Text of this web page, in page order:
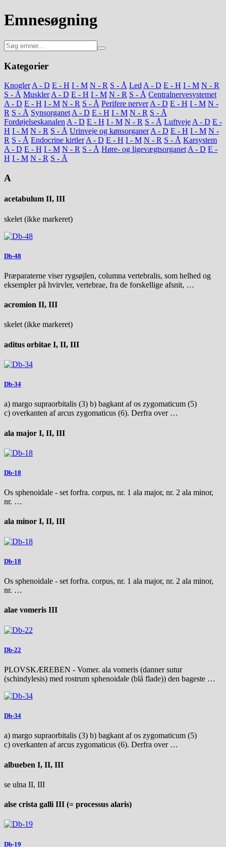
Emnesøgning
Kategorier
Knogler A - D E - H I - M N - R S - Å Led A - D E - H I - M N - R
S - Å Muskler A - D E - H I - M N - R S - Å Centralnervesystemet
A - D E - H I - M N - R S - Å Perifere nerver A - D E - H I - M N -
R S - Å Synsorganet A - D E - H I - M N - R S - Å
Fordøjelseskanalen A - D E - H I - M N - R S - Å Luftveje A - D E -
H I - M N - R S - Å Urinveje og kønsorganer A - D E - H I - M N -
R S - Å Endocrine kirtler A - D E - H I - M N - R S - Å Karsystem
A - D E - H I - M N - R S - Å Høre- og ligevægtsorganet A - D E -
H I - M N - R S - Å
A
acetabulum II, III
skelet (ikke markeret)
Db-48
Præparaterne viser rygsøjlen, columna vertebralis, som helhed og
eksempler på hvirvler, vertebrae, fra de forskellige afsnit, …
acromion II, III
skelet (ikke markeret)
aditus orbitae I, II, III
Db-34
a) margo supraorbitalis (3) b) bagkant af os zygomaticum (5)
c) overkanten af arcus zygomaticus (6). Derfra over …
ala major I, II, III
Db-18
Os sphenoidale - set forfra. corpus, nr. 1 ala major, nr. 2 ala minor,
nr. …
ala minor I, II, III
Db-18
Os sphenoidale - set forfra. corpus, nr. 1 ala major, nr. 2 ala minor,
nr. …
alae vomeris III
Db-22
PLOVSKÆREBEN - Vomer. ala vomeris (danner sutur
(schindylesis) med rostrum sphenoidale (blå flade)) den bageste …
Db-34
a) margo supraorbitalis (3) b) bagkant af os zygomaticum (5)
c) overkanten af arcus zygomaticus (6). Derfra over …
albueben I, II, III
se ulna II, III
alse crista galli III (= processus alaris)
Db-19